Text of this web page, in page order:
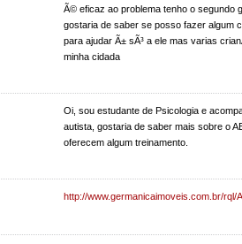
Ã© eficaz ao problema tenho o segundo
gostaria de saber se posso fazer algum
para ajudar Ã± sÃ³ a ele mas varias
minha cidada
Oi, sou estudante de Psicologia e
autista, gostaria de saber mais sobre o
oferecem algum treinamento.
http://www.germanicaimoveis.com.br/rql/